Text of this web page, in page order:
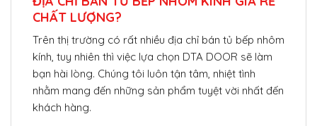
CHẤT LƯỢNG?
Trên thị trường có rất nhiều địa chỉ bán tủ bếp nhôm
kính, tuy nhiên thì việc lựa chọn DTA DOOR sẽ làm
bạn hài lòng. Chúng tôi luôn tận tâm, nhiệt tình
nhằm mang đến những sản phẩm tuyệt vời nhất đến
khách hàng.